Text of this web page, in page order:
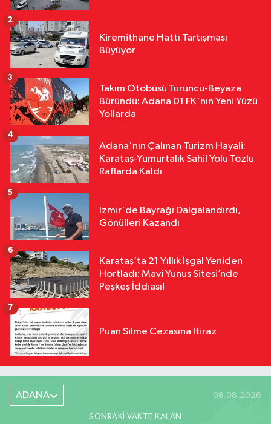
18:11Çalıntı Araçla 10 Kilometre
Yurttan
18:10Kar Maskeleriyle Araç Soyan
Kiremithane Hattı Tartışması
Büyüyor
2
Takım Otobüsü Turuncu-Beyaza
Büründü: Adana 01 FK'nın Yeni Yüzü
Yollarda
3
Adana'nın Çalınan Turizm Hayali:
Karataş-Yumurtalık Sahil Yolu Tozlu
Raflarda Kaldı
4
İzmir'de Bayrağı Dalgalandırdı,
Gönülleri Kazandı
5
Karataş’ta 21 Yıllık İşgal Yeniden
Hortladı: Mavi Yunus Sitesi’nde
Peşkeş İddiası!
6
Puan Silme Cezasına İtiraz
7
ADANA 08.08.2026
SONRAKI VAKTE KALAN